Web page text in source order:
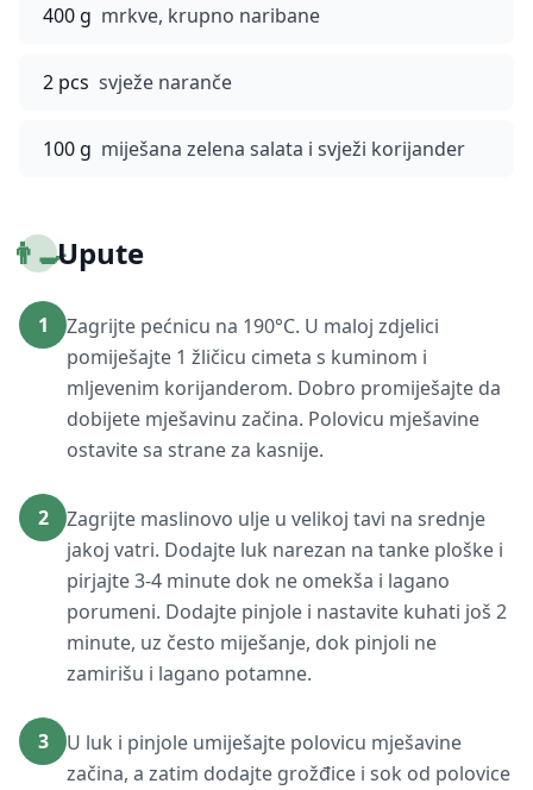
400 g mrkve, krupno naribane
2 pcs svježe naranče
100 g miješana zelena salata i svježi korijander
👨‍🍳Upute
1
Zagrijte pećnicu na 190°C. U maloj zdjelici
pomiješajte 1 žličicu cimeta s kuminom i
mljevenim korijanderom. Dobro promiješajte da
dobijete mješavinu začina. Polovicu mješavine
ostavite sa strane za kasnije.
2
Zagrijte maslinovo ulje u velikoj tavi na srednje
jakoj vatri. Dodajte luk narezan na tanke ploške i
pirjajte 3-4 minute dok ne omekša i lagano
porumeni. Dodajte pinjole i nastavite kuhati još 2
minute, uz često miješanje, dok pinjoli ne
zamirišu i lagano potamne.
3
U luk i pinjole umiješajte polovicu mješavine
začina, a zatim dodajte grožđice i sok od polovice